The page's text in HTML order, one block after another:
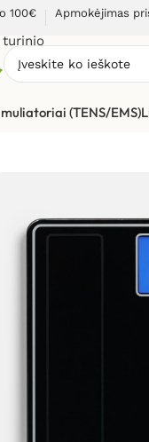
turinio
100€ Apmokėjimas
(TENS/EMS)